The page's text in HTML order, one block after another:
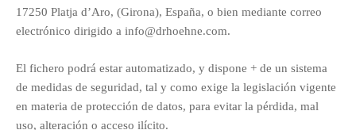
17250 Platja d’Aro, (Girona), España, o bien mediante correo
electrónico dirigido a info@drhoehne.com.
El fichero podrá estar automatizado, y dispone + de un sistema
de medidas de seguridad, tal y como exige la legislación vigente
en materia de protección de datos, para evitar la pérdida, mal
uso, alteración o acceso ilícito.